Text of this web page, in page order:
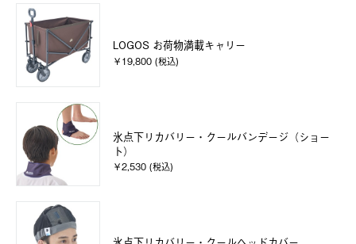
LOGOS お荷物満載キャリー
￥19,800 (税込)
氷点下リカバリー・クールバンデージ（ショー
ト）
￥2,530 (税込)